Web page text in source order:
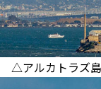
△アルカトラズ